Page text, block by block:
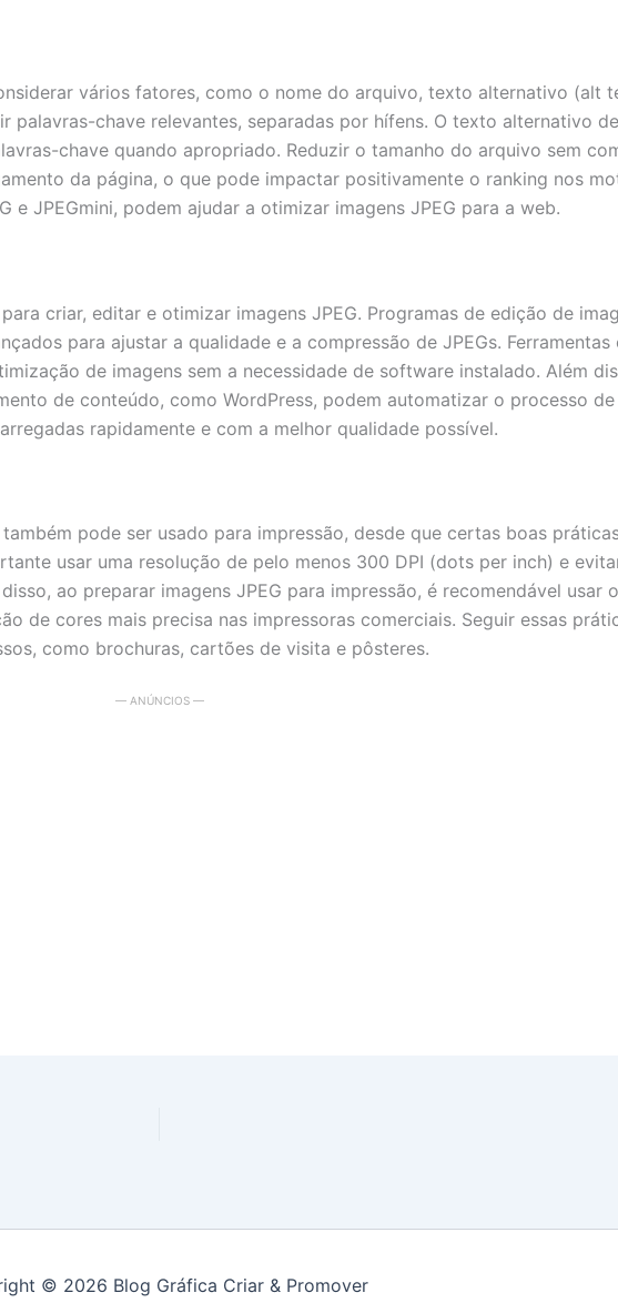
vários fatores, como o nome do arquivo, texto alternativo (alt
chave relevantes, separadas por hífens. O texto alternativo
chave quando apropriado. Reduzir o tamanho do arquivo sem
da página, o que pode impactar positivamente o ranking nos
e JPEGmini, podem ajudar a otimizar imagens JPEG para a web.
criar, editar e otimizar imagens JPEG. Programas de edição de
para ajustar a qualidade e a compressão de JPEGs. Ferramentas
de imagens sem a necessidade de software instalado. Além
de conteúdo, como WordPress, podem automatizar o processo
rapidamente e com a melhor qualidade possível.
pode ser usado para impressão, desde que certas boas
usar uma resolução de pelo menos 300 DPI (dots per inch) e
ao preparar imagens JPEG para impressão, é recomendável usar
de cores mais precisa nas impressoras comerciais. Seguir essas
como brochuras, cartões de visita e pôsteres.
— ANÚNCIOS —
© 2026 Blog Gráfica Criar & Promover